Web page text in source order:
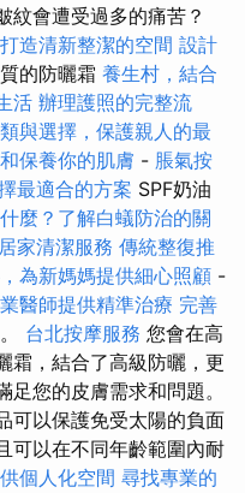
紋會遭受過多的痛苦？
造清新整潔的空間 設計
的防曬霜 養生村，結合
活 辦理護照的完整流
與選擇，保護親人的最
保養你的肌膚 - 脹氣按
最適合的方案 SPF奶油
麼？了解白蟻防治的關
家清潔服務 傳統整復推
為新媽媽提供細心照顧 -
醫師提供精準治療 完善
台北按摩服務 您會在高
霜，結合了高級防曬，更
您的皮膚需求和問題。
可以保護免受太陽的負面
可以在不同年齡範圍內耐
個人化空間 尋找專業的